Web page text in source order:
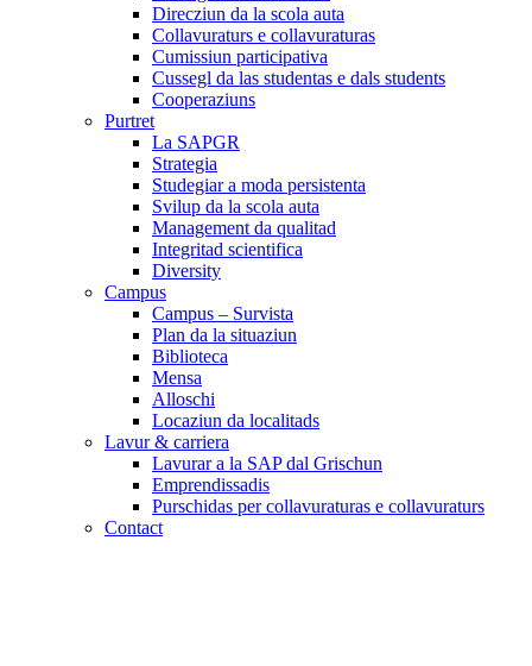
Direcziun da la scola auta
Collavuraturs e collavuraturas
Cumissiun participativa
Cussegl da las studentas e dals students
Cooperaziuns
Purtret
La SAPGR
Strategia
Studegiar a moda persistenta
Svilup da la scola auta
Management da qualitad
Integritad scientifica
Diversity
Campus
Campus – Survista
Plan da la situaziun
Biblioteca
Mensa
Alloschi
Locaziun da localitads
Lavur & carriera
Lavurar a la SAP dal Grischun
Emprendissadis
Purschidas per collavuraturas e collavuraturs
Contact